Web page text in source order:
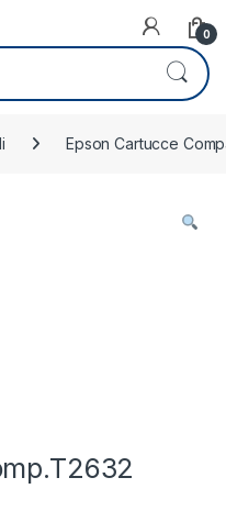
0
Epson Cartucce